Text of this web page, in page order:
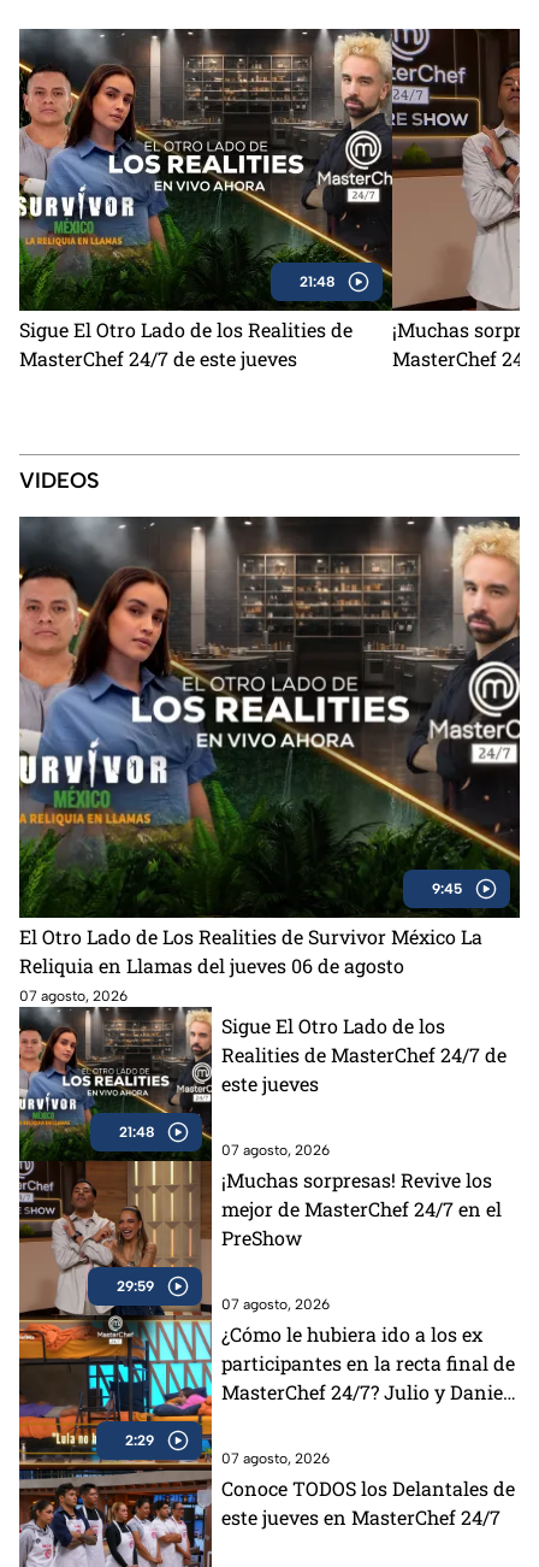
21:48
Sigue El Otro Lado de los Realities de
MasterChef 24/7 de este jueves
¡Muchas
MasterChef 24/
VIDEOS
9:45
El Otro Lado de Los Realities de Survivor México La
Reliquia en Llamas del jueves 06 de agosto
07 agosto, 2026
21:48
Sigue El Otro Lado de los
Realities de MasterChef 24/7 de
este jueves
07 agosto, 2026
29:59
¡Muchas sorpresas! Revive los
mejor de MasterChef 24/7 en el
PreShow
07 agosto, 2026
2:29
¿Cómo le hubiera ido a los ex
participantes en la recta final de
MasterChef 24/7? Julio y Daniela
07 agosto, 2026
Conoce TODOS los Delantales de
este jueves en MasterChef 24/7